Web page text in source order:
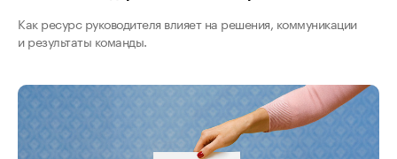
Как ресурс руководителя влияет на решения, коммуникации
и результаты команды.